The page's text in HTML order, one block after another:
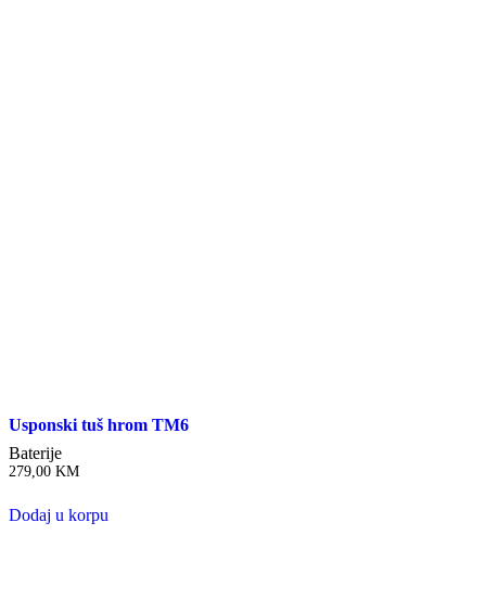
Usponski tuš hrom TM6
Baterije
279,00 KM
Dodaj u korpu